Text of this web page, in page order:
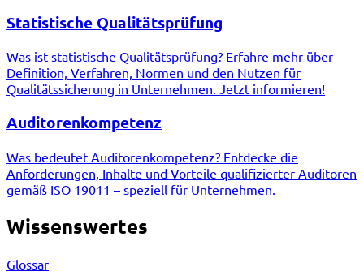
Statistische Qualitätsprüfung
Was ist statistische Qualitätsprüfung? Erfahre mehr über
Definition, Verfahren, Normen und den Nutzen für
Qualitätssicherung in Unternehmen. Jetzt informieren!
Auditorenkompetenz
Was bedeutet Auditorenkompetenz? Entdecke die
Anforderungen, Inhalte und Vorteile qualifizierter Auditoren
gemäß ISO 19011 – speziell für Unternehmen.
Wissenswertes
Glossar